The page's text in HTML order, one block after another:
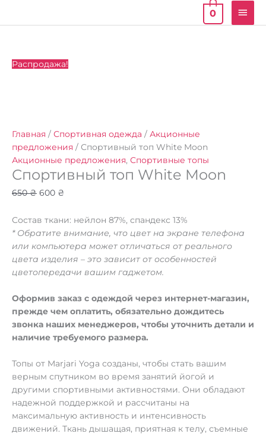
0
Распродажа!
Главная / Спортивная одежда / Акционные
предложения / Спортивный топ White Moon
Акционные предложения, Спортивные топы
Спортивный топ White Moon
650₴
Первоначальная
600 ₴
Текущая
Состав ткани: нейлон 87%, спандекс 13%
* Обратите внимание, что цвет на экране телефона
или компьютера может отличаться от реального
цвета изделия – это зависит от особенностей
цветопередачи вашим гаджетом.
Оформив заказ с одеждой через интернет-магазин,
прежде чем оплатить, обязательно дождитесь
звонка наших менеджеров, чтобы уточнить детали и
наличие требуемого размера.
Топы от Marjari Yoga созданы, чтобы стать вашим
верным спутником во время занятий йогой и
другими спортивными активностями. Они обладают
надежной поддержкой и рассчитаны на
максимальную активность и интенсивность
движений. Ткань дышащая, приятная к телу, съемные
Количество
Moon